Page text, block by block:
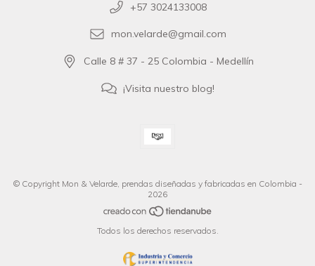
+57 3024133008
mon.velarde@gmail.com
Calle 8 # 37 - 25 Colombia - Medellín
¡Visita nuestro blog!
© Copyright Mon & Velarde, prendas diseñadas y fabricadas en Colombia -
2026
Todos los derechos reservados.